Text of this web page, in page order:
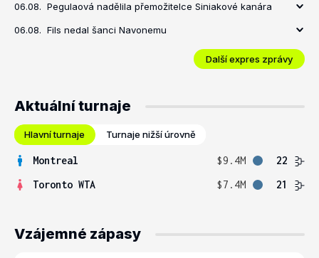
06.08. Pegulaová nadělila přemožitelce Siniakové kanára
06.08. Fils nedal šanci Navonemu
Další expres zprávy
Aktuální turnaje
Hlavní turnaje Turnaje nižší úrovně
Montreal $9.4M
22
Toronto WTA
$7.4M 21
Vzájemné zápasy